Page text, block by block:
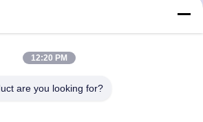
12:20 PM
are you looking for?